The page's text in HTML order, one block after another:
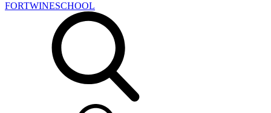
FORTWINESCHOOL